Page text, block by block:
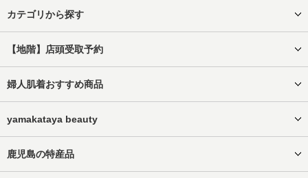
カテゴリから探す
【地階】店頭受取予約
婦人肌着おすすめ商品
yamakataya beauty
鹿児島の特産品